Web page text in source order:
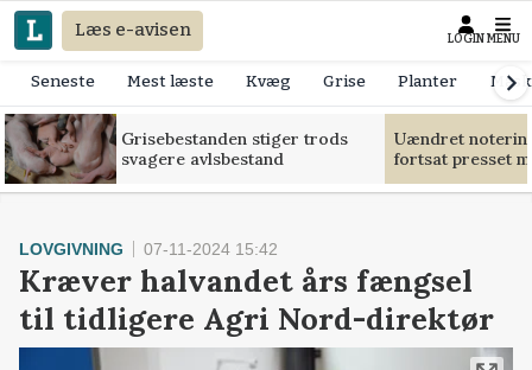
Læs e-avisen LOGIN MENU
Seneste Mest læste Kvæg Grise Planter
Grisebestanden stiger trods
svagere avlsbestand
Uændret
fortsat presset
LOVGIVNING 07-11-2024 15:42
Kræver halvandet års fængsel
til tidligere Agri Nord-direktør